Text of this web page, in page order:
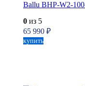
Ballu BHP-W2-
0 из 5
65 990 ₽
купить